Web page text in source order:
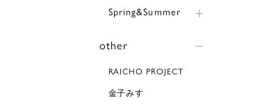
Spring&Summer
other
RAICHO PROJECT
金子みすゞ